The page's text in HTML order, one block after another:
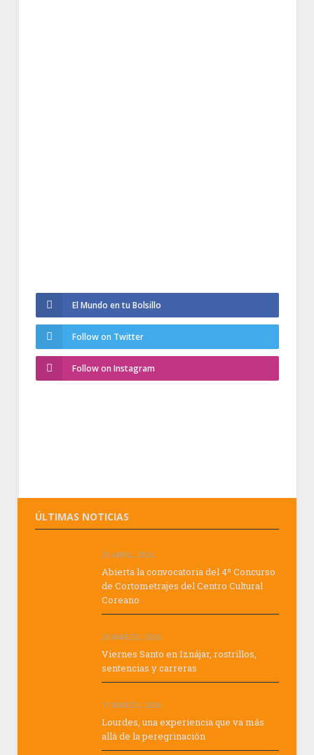
El Mundo en tu Bolsillo
Follow on Twitter
Follow on Instagram
ÚLTIMAS NOTICIAS
23 ABRIL, 2026
Abierta la convocatoria del 4º Concurso
de Cortometrajes del Centro Cultural
Coreano
26 MARZO, 2026
Viernes Santo en Iznájar, rostrillos,
sentencias y carreras
11 MARZO, 2026
Lourdes, una experiencia que va más
allá de la peregrinación